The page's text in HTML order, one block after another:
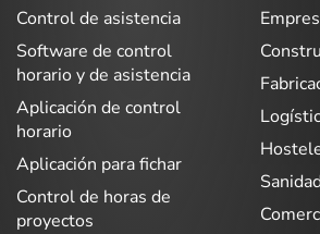
Control de asistencia
Software de control
horario y de asistencia
Aplicación de control
horario
Aplicación para fichar
Control de horas de
proyectos